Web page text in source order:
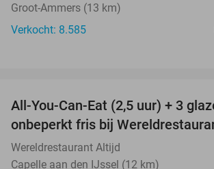
Groot-Ammers (13 km)
Verkocht: 8.585
All-You-Can-Eat (2,5 uur) + 3
onbeperkt fris bij
Wereldrestaurant Altijd
Capelle aan den IJssel (12 km)